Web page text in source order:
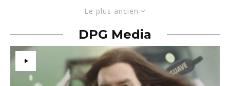
Le plus ancien
DPG Media